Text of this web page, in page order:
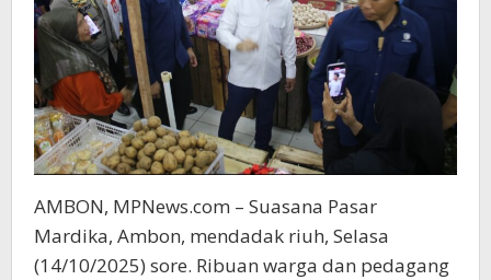
AMBON, MPNews.com – Suasana Pasar
Mardika, Ambon, mendadak riuh, Selasa
(14/10/2025) sore. Ribuan warga dan pedagang